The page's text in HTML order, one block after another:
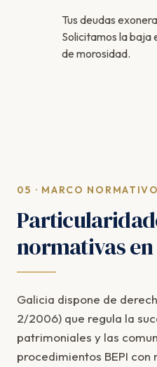
Tus deudas
Solicitamos la baja
de morosidad.
05 · MARCO NORMATIVO
normativas en
Galicia dispone de
2/2006) que regula la
patrimoniales y las
procedimientos BEPI